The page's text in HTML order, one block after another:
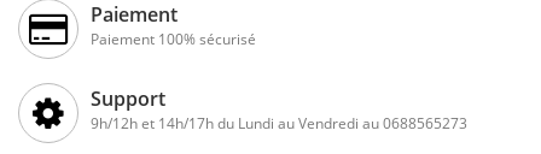
Paiement
Paiement 100% sécurisé
Support
9h/12h et 14h/17h du Lundi au Vendredi au 0688565273